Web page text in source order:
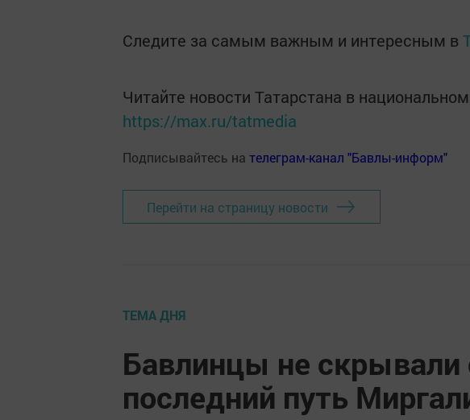
Следите за самым важным и интересным в
Читайте новости Татарстана в
https://max.ru/tatmedia
Подписывайтесь на телеграм-канал "Бавлы-информ"
Перейти на страницу новости
ТЕМА ДНЯ
Бавлинцы не скрывали
последний путь